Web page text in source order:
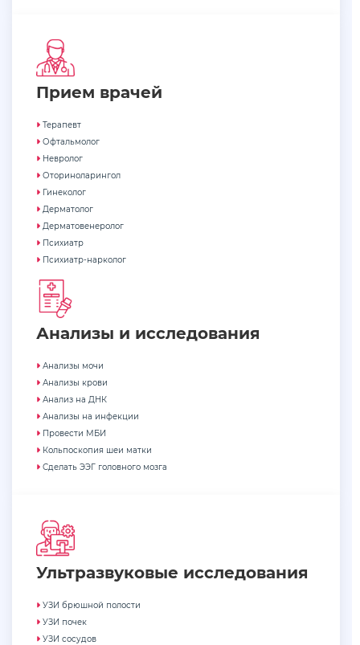
Прием врачей
Терапевт
Офтальмолог
Невролог
Оториноларингол
Гинеколог
Дерматолог
Дерматовенеролог
Психиатр
Психиатр-нарколог
Анализы и исследования
Анализы мочи
Анализы крови
Анализ на ДНК
Анализы на инфекции
Провести МБИ
Кольпоскопия шеи матки
Сделать ЭЭГ головного мозга
Ультразвуковые исследования
УЗИ брюшной полости
УЗИ почек
УЗИ сосудов